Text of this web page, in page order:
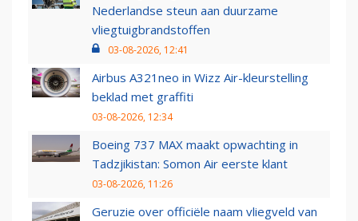
Nederlandse steun aan duurzame
vliegtuigbrandstoffen
03-08-2026, 12:41
Airbus A321neo in Wizz Air-kleurstelling
beklad met graffiti
03-08-2026, 12:34
Boeing 737 MAX maakt opwachting in
Tadzjikistan: Somon Air eerste klant
03-08-2026, 11:26
Geruzie over officiële naam vliegveld van